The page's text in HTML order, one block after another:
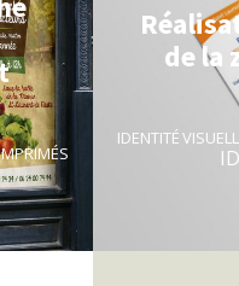
de la
IDENTITÉ